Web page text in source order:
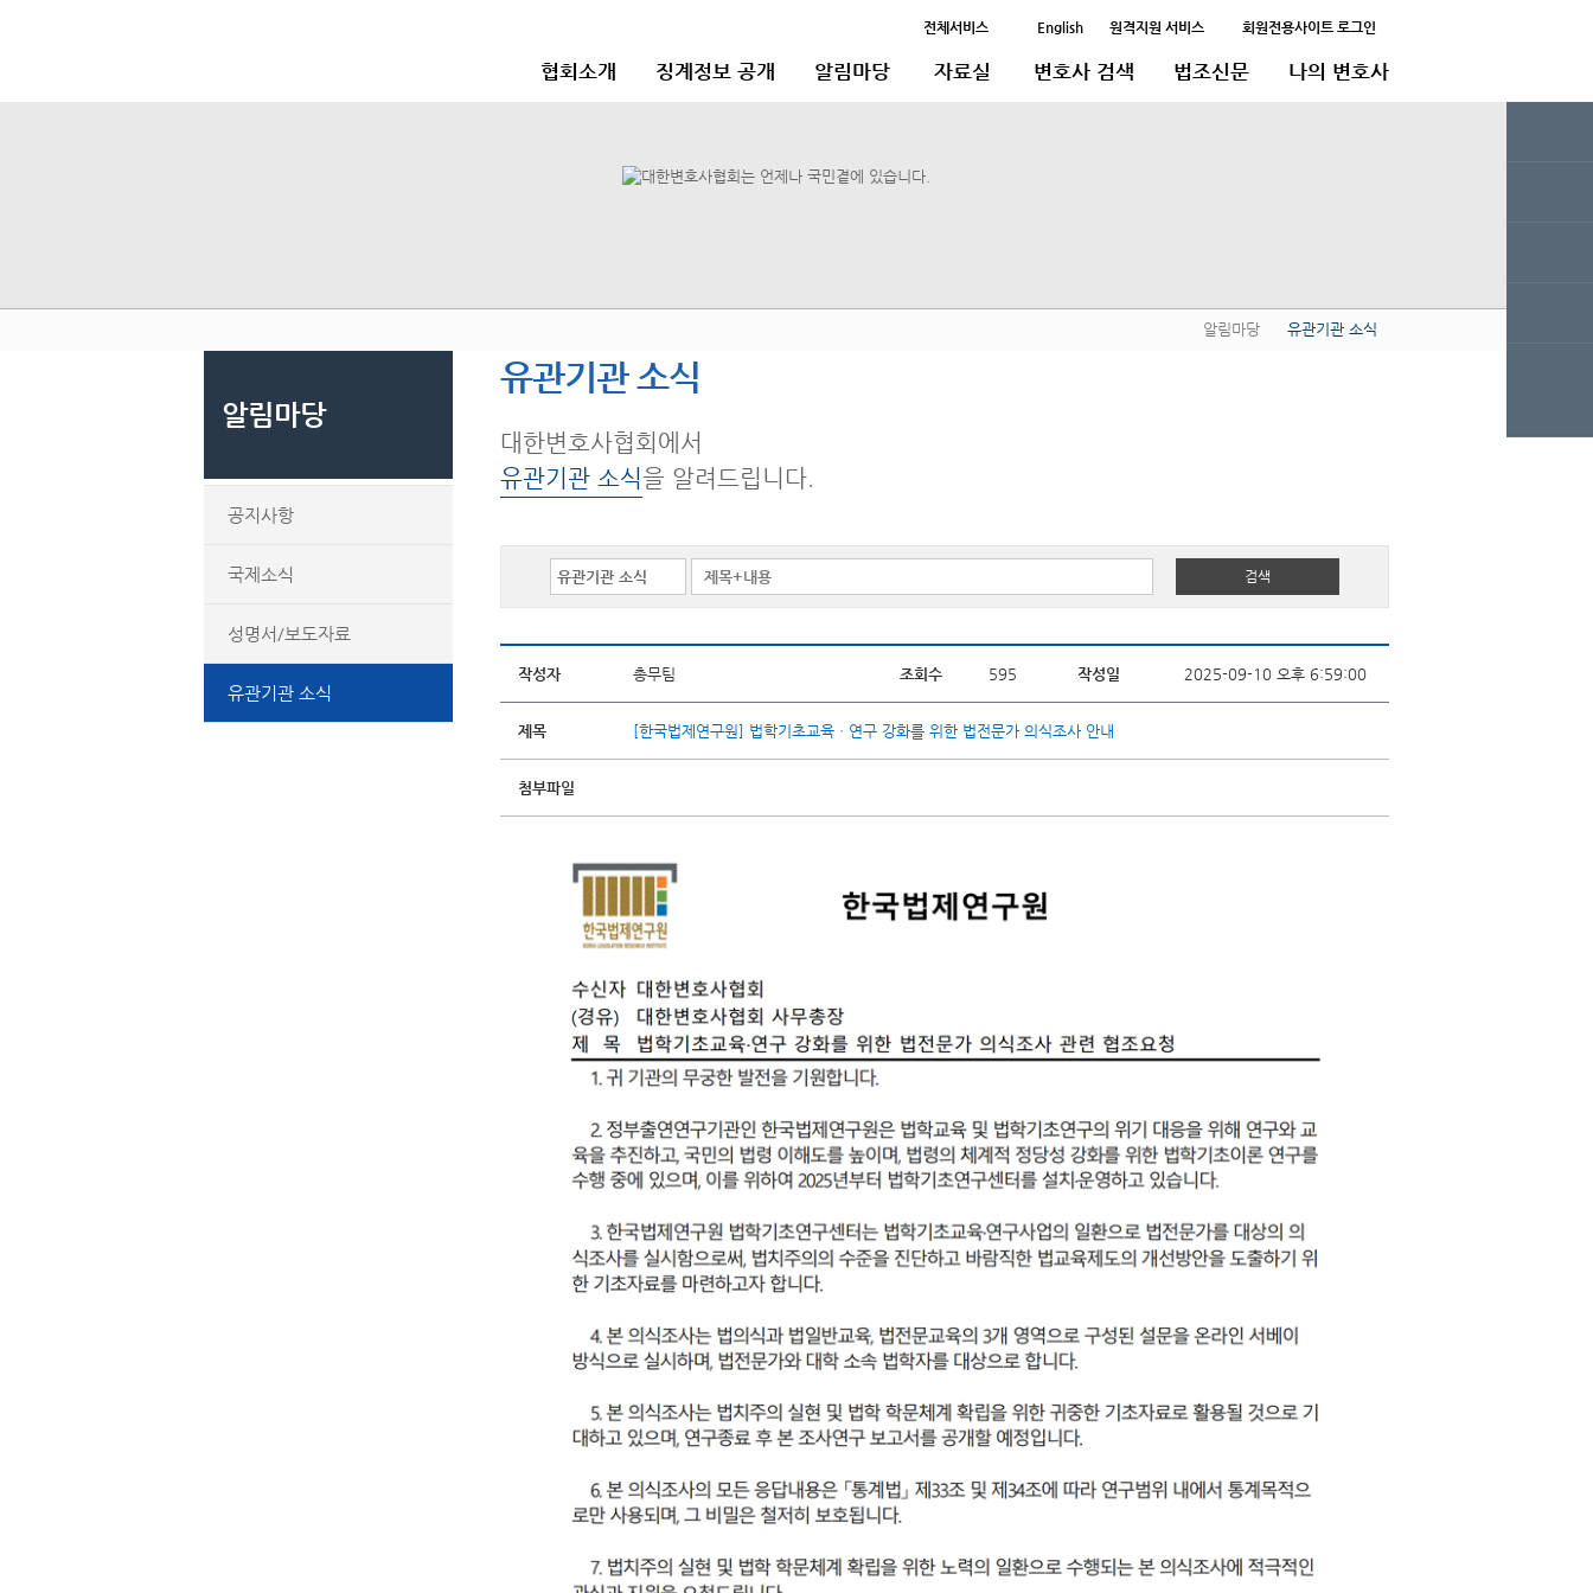
전체서비스 English 원격지원 서비스 회원전용사이트 로그인
협회소개 징계정보 공개 알림마당 자료실 변호사 검색 법조신문 나의 변호사
알림마당 유관기관 소식
알림마당
공지사항
국제소식
성명서/보도자료
유관기관 소식
유관기관 소식
대한변호사협회에서
유관기관 소식을 알려드립니다.
작성자 총무팀 조회수 595 작성일 2025-09-10 오후 6:59:00
제목 [한국법제연구원] 법학기초교육ㆍ연구 강화를 위한 법전문가 의식조사 안내
첨부파일